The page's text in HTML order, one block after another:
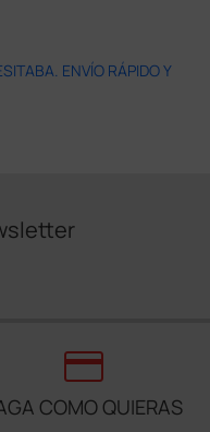
ENVÍO RÁPIDO Y
credit_card
COMO QUIERAS